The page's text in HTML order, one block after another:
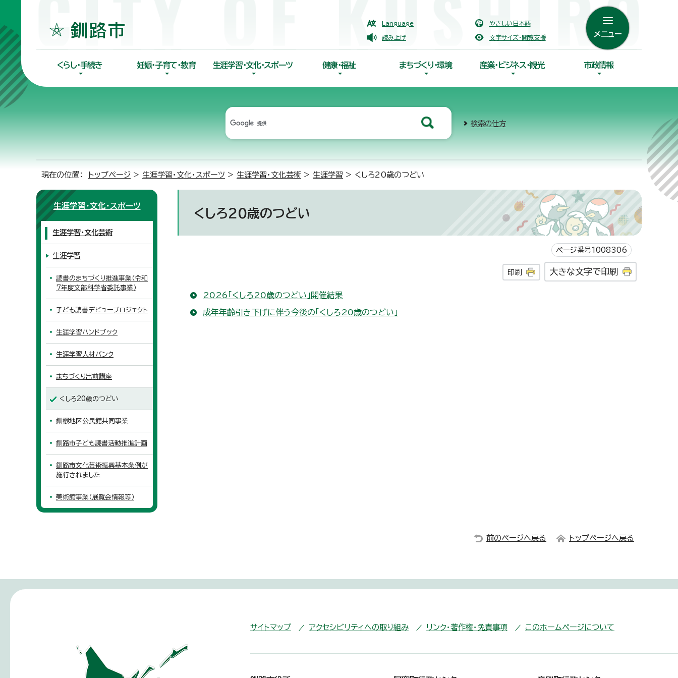
Language やさしい日本語
読み上げ 文字サイズ・閲覧支援 メニュー
くらし・手続き 妊娠・子育て・教育 生涯学習・文化・スポーツ 健康・福祉 まちづくり・環境 産業・ビジネス・観光 市政情報
検索の仕方
現在の位置： トップページ > 生涯学習・文化・スポーツ > 生涯学習・文化芸術 > 生涯学習 > くしろ20歳のつどい
くしろ20歳のつどい
ページ番号1008306
印刷 大きな文字で印刷
2026「くしろ20歳のつどい」開催結果
成年年齢引き下げに伴う今後の「くしろ20歳のつどい」
生涯学習・文化・スポーツ
生涯学習・文化芸術
生涯学習
読書のまちづくり推進事業（令和
7年度文部科学省委託事業）
子ども読書デビュープロジェクト
生涯学習ハンドブック
生涯学習人材バンク
まちづくり出前講座
くしろ20歳のつどい
釧根地区公民館共同事業
釧路市子ども読書活動推進計画
釧路市文化芸術振興基本条例が
施行されました
美術館事業（展覧会情報等）
前のページへ戻る トップページへ戻る
サイトマップ アクセシビリティへの取り組み リンク・著作権・免責事項 このホームページについて